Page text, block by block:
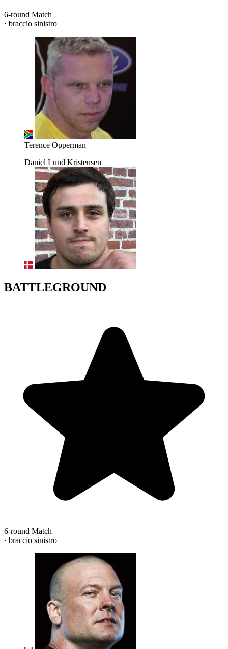
6-round Match
· braccio sinistro
Terence Opperman
Daniel Lund Kristensen
BATTLEGROUND
6-round Match
· braccio sinistro